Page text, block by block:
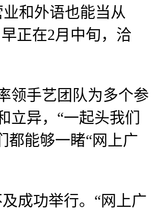
和外语也能当从
正在2月中旬，洽
手艺团队为多个参
立异，“一起头我们
都能够一睹“网上广
成功举行。“网上广